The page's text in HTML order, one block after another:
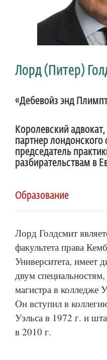
Лорд (Питер)
«Дебевойз энд
Королевский
партнер лондонского
председатель
разбирательствам в
Образование
Лорд Голдсмит
факультета права
Университета, имеет
двум
магистра в колледже
Он вступил в
Уэльса в 1972 г. и
в 2010 г.